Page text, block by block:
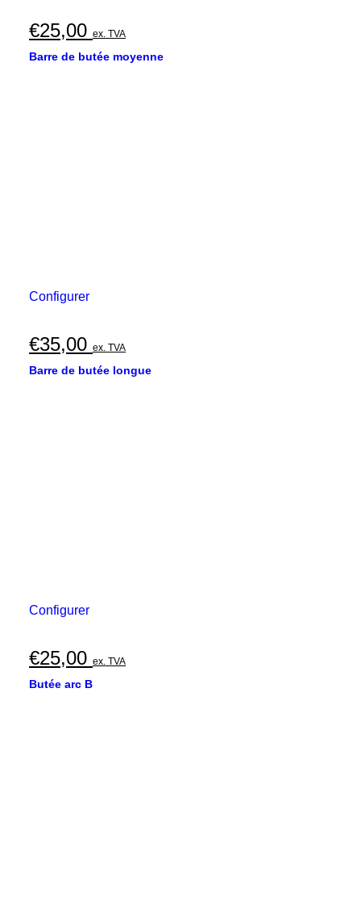
€25,00 ex. TVA
Barre de butée moyenne
Configurer
€35,00 ex. TVA
Barre de butée longue
Configurer
€25,00 ex. TVA
Butée arc B